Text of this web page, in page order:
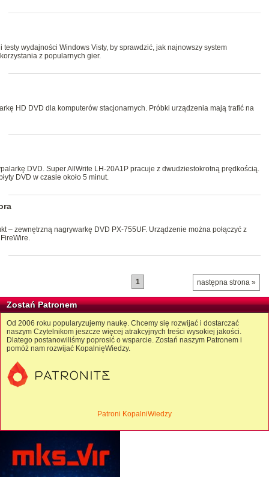
wydajności Windows Visty, by sprawdzić, jak najnowszy system
z popularnych gier.
HD DVD dla komputerów stacjonarnych. Próbki urządzenia mają trafić na
DVD. Super AllWrite LH-20A1P pracuje z dwudziestokrotną prędkością.
DVD w czasie około 5 minut.
– zewnętrzną nagrywarkę DVD PX-755UF. Urządzenie można połączyć z
następna strona »
1
Zostań Patronem
Od 2006 roku popularyzujemy naukę. Chcemy się rozwijać i dostarczać
naszym Czytelnikom jeszcze więcej atrakcyjnych treści wysokiej jakości.
Dlatego postanowiliśmy poprosić o wsparcie. Zostań naszym Patronem i
pomóż nam rozwijać KopalnięWiedzy.
Patroni KopalniWiedzy